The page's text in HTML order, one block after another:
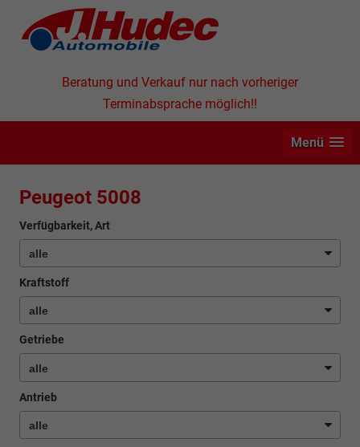
Beratung und Verkauf nur nach vorheriger
Terminabsprache möglich!!
Menü
Peugeot 5008
Verfügbarkeit, Art
Kraftstoff
Getriebe
Antrieb